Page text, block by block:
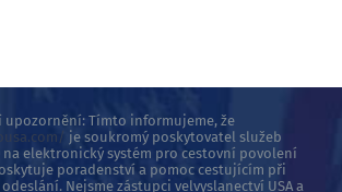
upozornění: Tímto informujeme, že
je soukromý poskytovatel služeb
elektronický systém pro cestovní povolení
poradenství a pomoc cestujícím při
Nejsme zástupci velvyslanectví USA a